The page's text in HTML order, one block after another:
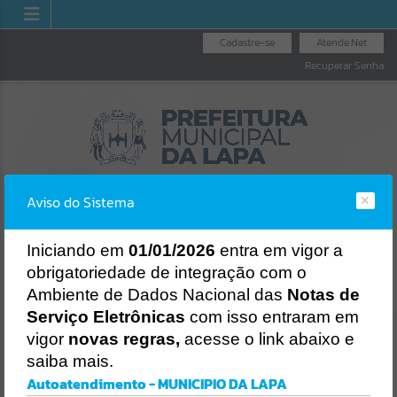
Atende.Net
Cadastre-se
Recuperar Senha
LICITAÇÕES
NOTA FISCAL
ELETRÔNICA
NOTA FISCAL
NACIONAL
Aviso do Sistema
Iniciando em 01/01/2026 entra em vigor a
obrigatoriedade de integração com o
Ambiente de Dados Nacional das Notas de
Serviço Eletrônicas com isso entraram em
vigor novas regras, acesse o link abaixo e
saiba mais.
Autoatendimento - MUNICIPIO DA LAPA
Erro
Gerenciamento do Sistema
Ocorreu um erro de script: